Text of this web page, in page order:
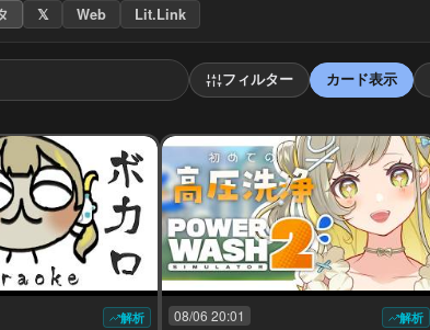
𝕏 Web Lit.Link
フィルター カード表示
解析 08/06 20:01 解析